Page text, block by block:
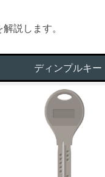
説します。
ディンプルキー